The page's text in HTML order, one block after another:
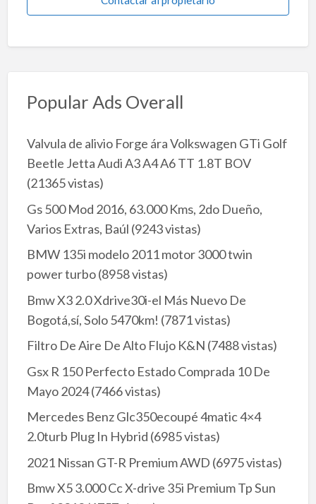
Popular Ads Overall
Valvula de alivio Forge ára Volkswagen GTi Golf
Beetle Jetta Audi A3 A4 A6 TT 1.8T BOV
(21365 vistas)
Gs 500 Mod 2016, 63.000 Kms, 2do Dueño,
Varios Extras, Baúl (9243 vistas)
BMW 135i modelo 2011 motor 3000 twin
power turbo(8958 vistas)
Bmw X3 2.0 Xdrive30i-el Más Nuevo De
Bogotá,sí, Solo 5470km! (7871 vistas)
Filtro De Aire De Alto Flujo K&N (7488 vistas)
Gsx R 150 Perfecto Estado Comprada 10 De
Mayo 2024(7466 vistas)
Mercedes Benz Glc350ecoupé 4matic 4×4
2.0turb Plug In Hybrid (6985 vistas)
2021 Nissan GT-R Premium AWD (6975 vistas)
Bmw X5 3.000 Cc X-drive 35i Premium Tp Sun